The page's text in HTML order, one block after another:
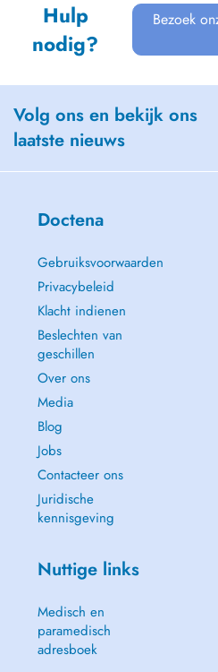
Hulp
nodig?
Bezoek
Volg ons en bekijk ons
laatste nieuws
Doctena
Gebruiksvoorwaarden
Privacybeleid
Klacht indienen
Beslechten van
geschillen
Over ons
Media
Blog
Jobs
Contacteer ons
Juridische
kennisgeving
Nuttige links
Medisch en
paramedisch
adresboek